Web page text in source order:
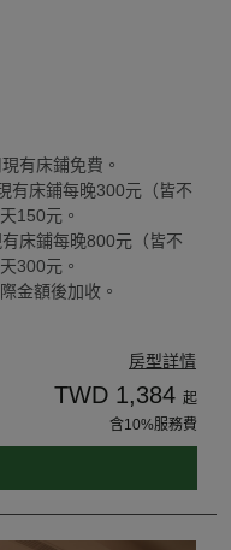
有床鋪免費。
有床鋪每晚300元（皆不
150元。
床鋪每晚800元（皆不
300元。
金額後加收。
房型詳情
TWD 1,384 起
含10%服務費